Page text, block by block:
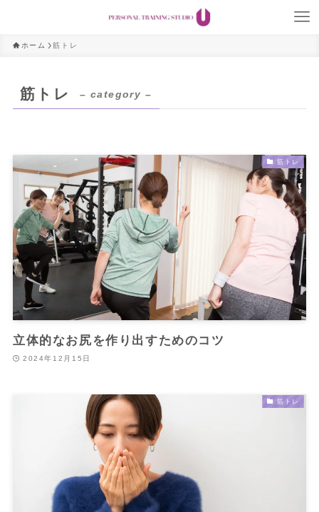
ホーム 筋トレ
筋トレ – category –
筋トレ
立体的なお尻を作り出すためのコツ
2024年12月15日
筋トレ